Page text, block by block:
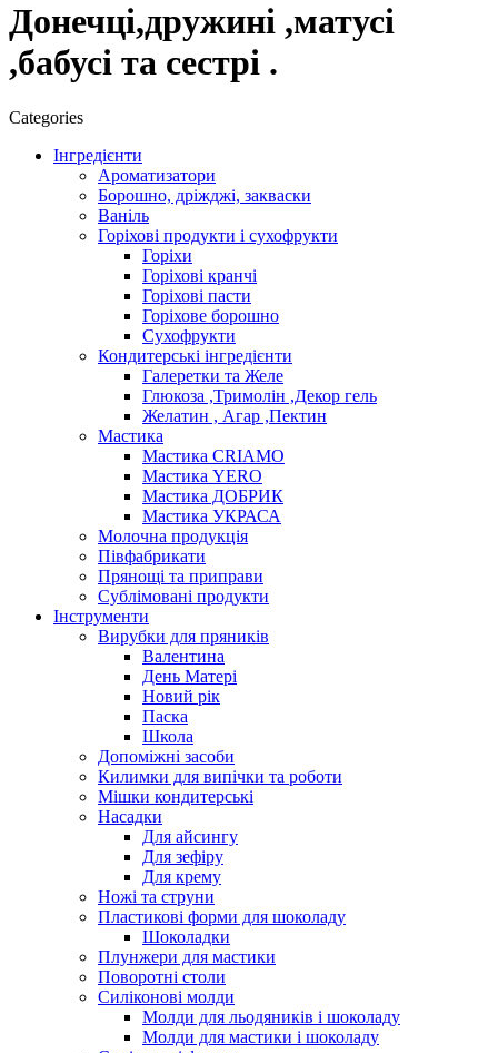
Донечці,дружині ,матусі
,бабусі та сестрі .
Categories
Інгредієнти
Ароматизатори
Борошно, дріжджі, закваски
Ваніль
Горіхові продукти і сухофрукти
Горіхи
Горіхові кранчі
Горіхові пасти
Горіхове борошно
Сухофрукти
Кондитерські інгредієнти
Галеретки та Желе
Глюкоза ,Тримолін ,Декор гель
Желатин , Агар ,Пектин
Мастика
Мастика CRIAMO
Мастика YERO
Мастика ДОБРИК
Мастика УКРАСА
Молочна продукція
Півфабрикати
Прянощі та приправи
Сублімовані продукти
Інструменти
Вирубки для пряників
Валентина
День Матері
Новий рік
Паска
Школа
Допоміжні засоби
Килимки для випічки та роботи
Мішки кондитерські
Насадки
Для айсингу
Для зефіру
Для крему
Ножі та струни
Пластикові форми для шоколаду
Шоколадки
Плунжери для мастики
Поворотні столи
Силіконові молди
Молди для льодяників і шоколаду
Молди для мастики і шоколаду